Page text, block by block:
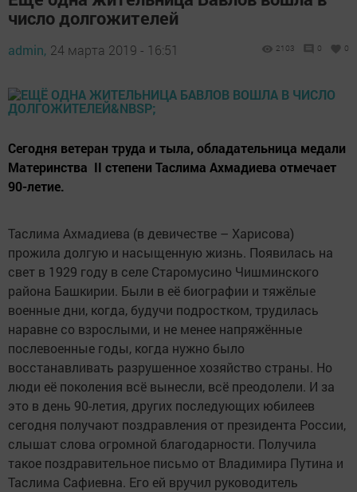
число долгожителей
admin, 24 марта 2019 - 16:51 2103 0 0
Сегодня ветеран труда и тыла, обладательница медали
Материнства II степени Таслима Ахмадиева отмечает
90-летие.
Таслима Ахмадиева (в девичестве – Харисова)
прожила долгую и насыщенную жизнь. Появилась на
свет в 1929 году в селе Старомусино Чишминского
района Башкирии. Были в её биографии и тяжёлые
военные дни, когда, будучи подростком, трудилась
наравне со взрослыми, и не менее напряжённые
послевоенные годы, когда нужно было
восстанавливать разрушенное хозяйство страны. Но
люди её поколения всё вынесли, всё преодолели. И за
это в день 90-летия, других последующих юбилеев
сегодня получают поздравления от президента России,
слышат слова огромной благодарности. Получила
такое поздравительное письмо от Владимира Путина и
Таслима Сафиевна. Его ей вручил руководитель